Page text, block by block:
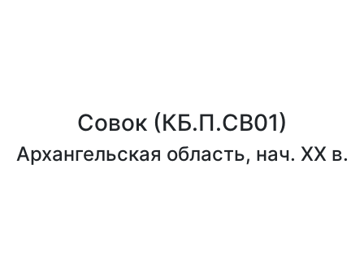
Совок (КБ.П.СВ01)
Архангельская область, нач. XX в.